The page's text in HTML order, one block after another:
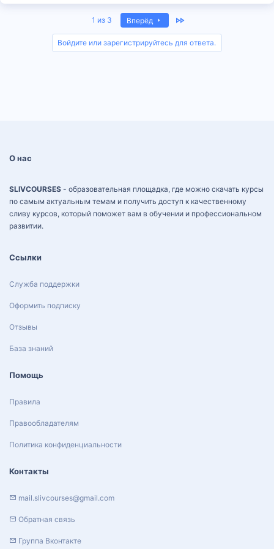
1 из 3 Вперёд
Войдите или зарегистрируйтесь для ответа.
О нас
SLIVCOURSES - образовательная площадка, где можно скачать курсы
по самым актуальным темам и получить доступ к качественному
сливу курсов, который поможет вам в обучении и профессиональном
развитии.
Ссылки
Служба поддержки
Оформить подписку
Отзывы
База знаний
Помощь
Правила
Правообладателям
Политика конфиденциальности
Контакты
mail.slivcourses@gmail.com
Обратная связь
Группа Вконтакте